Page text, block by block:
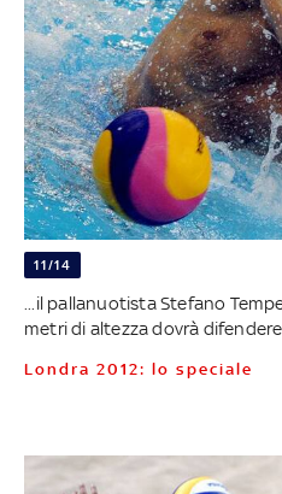
11/14
...il pallanuotista Stefano
metri di altezza dovrà
Londra 2012: lo speciale